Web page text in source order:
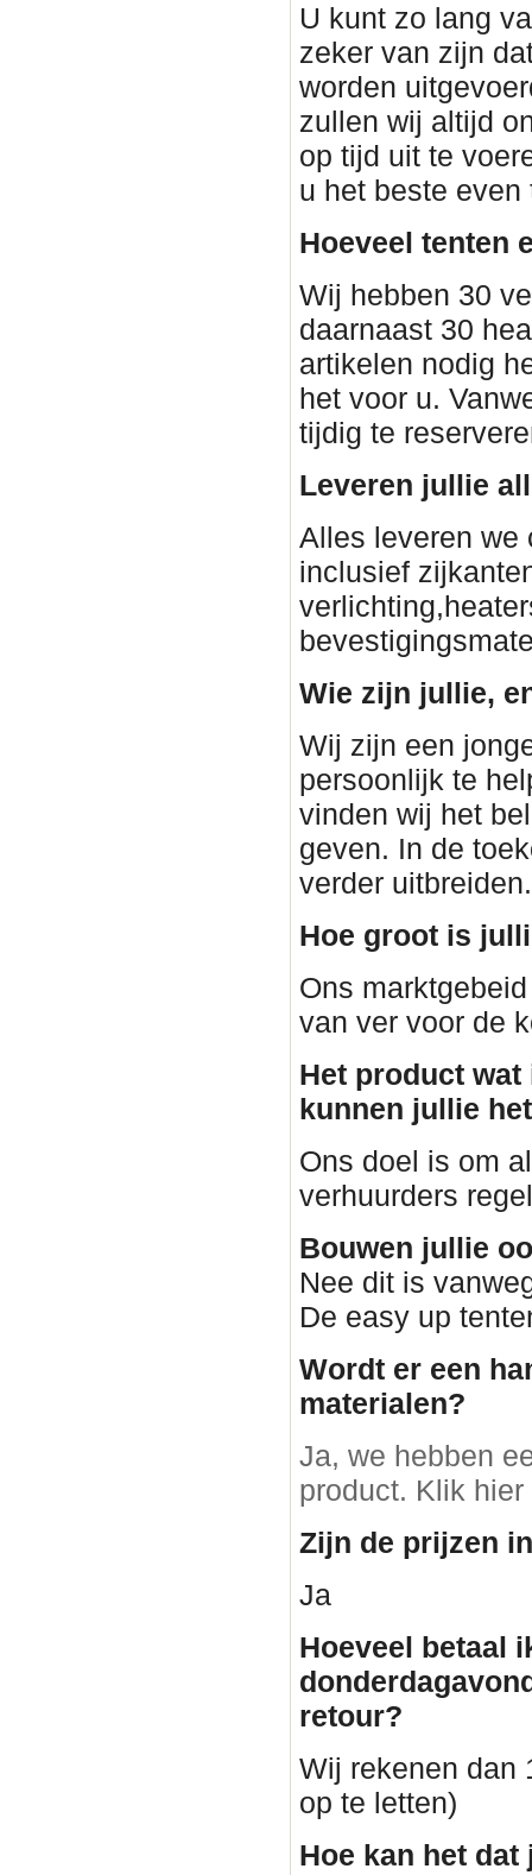
U kunt zo lang
zeker van zijn
worden
zullen wij altijd
op tijd uit te
u het beste
Hoeveel tenten
Wij hebben 30
daarnaast 30
artikelen nodig
het voor u.
tijdig te
Leveren jullie
Alles leveren we
inclusief
Wie zijn jullie,
Wij zijn een
persoonlijk te
vinden wij het
geven. In de
verder uitbreiden.
Hoe groot is
Ons
van ver voor de
Het product
kunnen jullie
Ons doel is om
verhuurders
Bouwen jullie
Nee dit is
De easy up
Wordt er een
materialen?
Ja, we hebben
product. Klik
Zijn de prijzen
Ja
Hoeveel betaal
retour?
Wij rekenen dan
op te letten)
Hoe kan het